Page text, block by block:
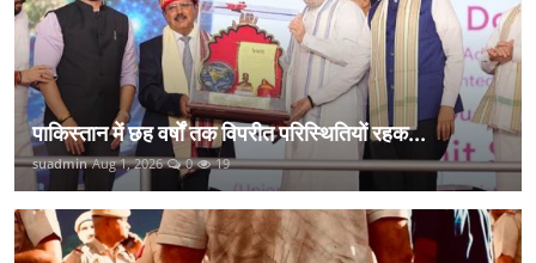
पाकिस्तान में छह वर्षों तक विपरीत परिस्थितियों रहक...
suadmin Aug 1, 2026 0 19